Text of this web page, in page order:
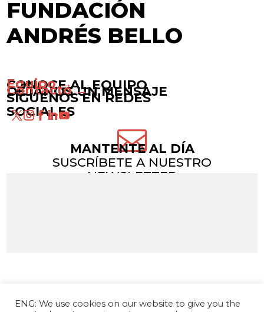
FUNDACIÓN
ANDRÉS BELLO
CONOCE AL EQUIPO
Equipo →
DÉJANOS UN MENSAJE
Contacto →
SÍGUENOS EN REDES
SOCIALES

MANTENTE AL DÍA
SUSCRÍBETE A NUESTRO
NEWSLETTER
ENG: We use cookies on our website to give you the